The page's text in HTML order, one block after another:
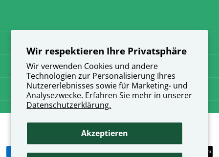
Wir respektieren Ihre Privatsphäre
Wir verwenden Cookies und andere
Technologien zur Personalisierung Ihres
Nutzererlebnisses sowie für Marketing- und
Analysezwecke. Erfahren Sie mehr in unserer
Datenschutzerklärung.
Akzeptieren
Datenschutz
Impressum
2026direkt-apotheke.ch,